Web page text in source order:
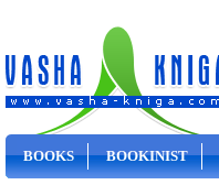
BOOKS BOOKINIST